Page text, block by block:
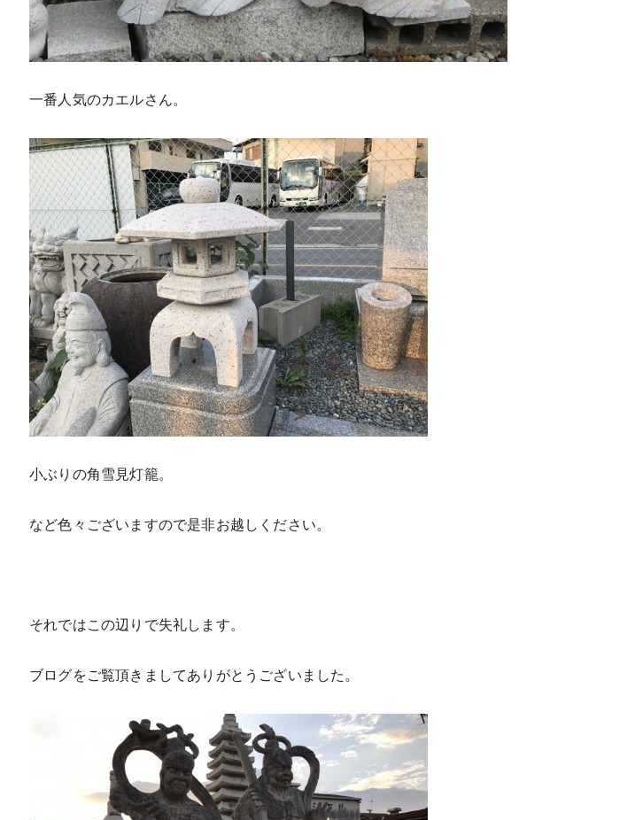
一番人気のカエルさん。
小ぶりの角雪見灯籠。
など色々ございますので是非お越しください。
それではこの辺りで失礼します。
ブログをご覧頂きましてありがとうございました。